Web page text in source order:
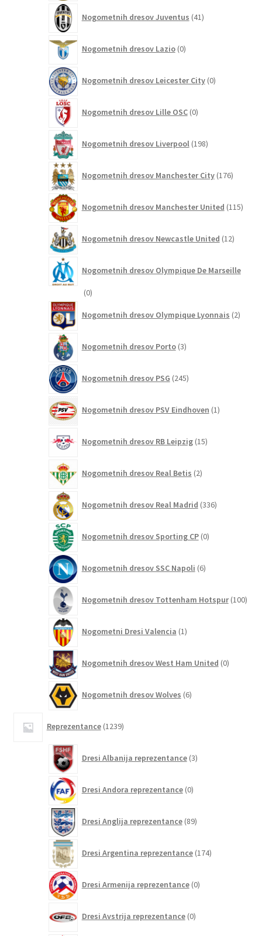
Nogometnih dresov Juventus 41izdelkov
Nogometnih dresov Lazio 0izdelkov
Nogometnih dresov Leicester City 0izdelkov
Nogometnih dresov Lille OSC 0izdelkov
Nogometnih dresov Liverpool 198izdelkov
Nogometnih dresov Manchester City 176izdelkov
Nogometnih dresov Manchester United 115
Nogometnih dresov Newcastle United 12izdelkov
Nogometnih dresov Olympique De Marseille
00
Nogometnih dresov Olympique Lyonnais 2izdelka
Nogometnih dresov Porto 3izdelki
Nogometnih dresov PSG 245izdelkov
Nogometnih dresov PSV Eindhoven 1izdelek
Nogometnih dresov RB Leipzig 15izdelkov
Nogometnih dresov Real Betis 2izdelka
Nogometnih dresov Real Madrid 336izdelkov
Nogometnih dresov Sporting CP 0izdelkov
Nogometnih dresov SSC Napoli 6izdelkov
Nogometnih dresov Tottenham Hotspur 100
Nogometni Dresi Valencia 1izdelek
Nogometnih dresov West Ham United 0izdelkov
Nogometnih dresov Wolves 6izdelkov
Reprezentance 1239izdelkov
Dresi Albanija reprezentance 3izdelki
Dresi Andora reprezentance 0izdelkov
Dresi Anglija reprezentance 89izdelkov
Dresi Argentina reprezentance 174izdelkov
Dresi Armenija reprezentance 0izdelkov
Dresi Avstrija reprezentance 0izdelkov